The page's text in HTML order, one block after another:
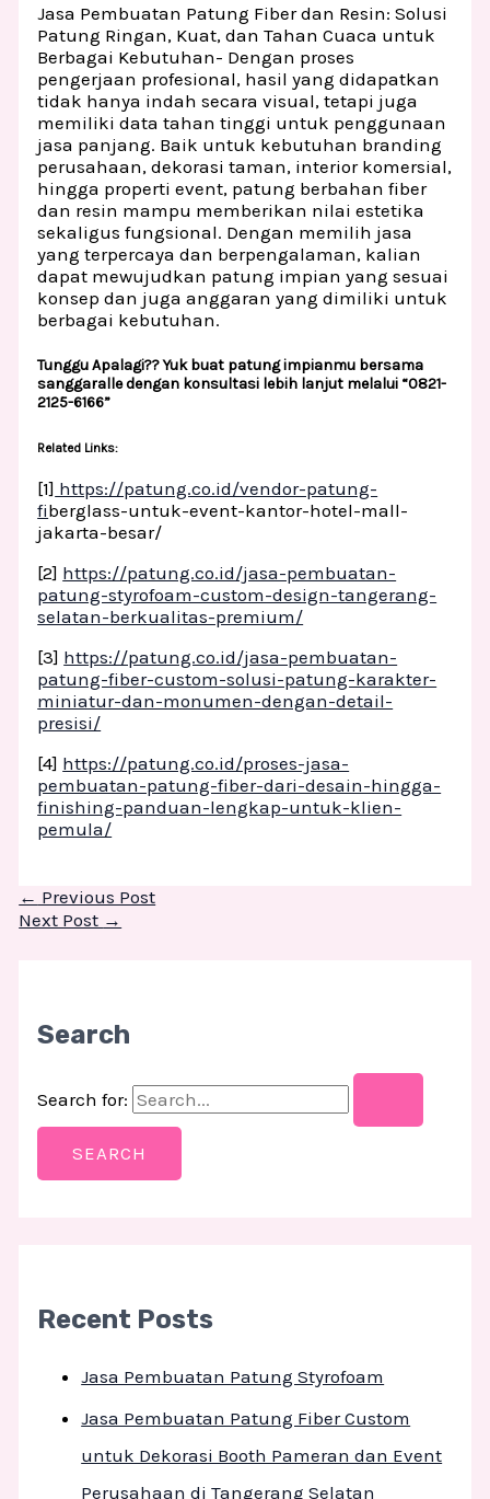
Jasa Pembuatan Patung Fiber dan Resin: Solusi
Patung Ringan, Kuat, dan Tahan Cuaca untuk
Berbagai Kebutuhan- Dengan proses
pengerjaan profesional, hasil yang didapatkan
tidak hanya indah secara visual, tetapi juga
memiliki data tahan tinggi untuk penggunaan
jasa panjang. Baik untuk kebutuhan branding
perusahaan, dekorasi taman, interior komersial,
hingga properti event, patung berbahan fiber
dan resin mampu memberikan nilai estetika
sekaligus fungsional. Dengan memilih jasa
yang terpercaya dan berpengalaman, kalian
dapat mewujudkan patung impian yang sesuai
konsep dan juga anggaran yang dimiliki untuk
berbagai kebutuhan.
Tunggu Apalagi?? Yuk buat patung impianmu bersama
sanggaralle dengan konsultasi lebih lanjut melalui “0821-
2125-6166”
Related Links:
[1] https://patung.co.id/vendor-patung-
fiberglass-untuk-event-kantor-hotel-mall-
jakarta-besar/
[2] https://patung.co.id/jasa-pembuatan-
patung-styrofoam-custom-design-tangerang-
selatan-berkualitas-premium/
[3] https://patung.co.id/jasa-pembuatan-
patung-fiber-custom-solusi-patung-karakter-
miniatur-dan-monumen-dengan-detail-
presisi/
[4] https://patung.co.id/proses-jasa-
pembuatan-patung-fiber-dari-desain-hingga-
finishing-panduan-lengkap-untuk-klien-
pemula/
← Previous Post
Next Post →
Search
Search for:
Recent Posts
Jasa Pembuatan Patung Styrofoam
Jasa Pembuatan Patung Fiber Custom
untuk Dekorasi Booth Pameran dan Event
Perusahaan di Tangerang Selatan